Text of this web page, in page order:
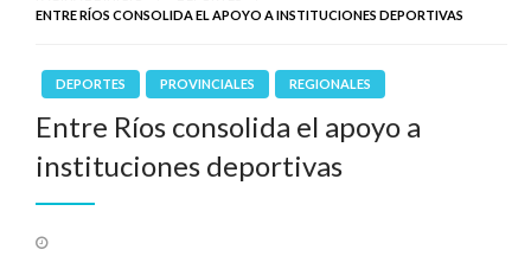
ENTRE RÍOS CONSOLIDA EL APOYO A INSTITUCIONES DEPORTIVAS
DEPORTES PROVINCIALES REGIONALES
Entre Ríos consolida el apoyo a
instituciones deportivas